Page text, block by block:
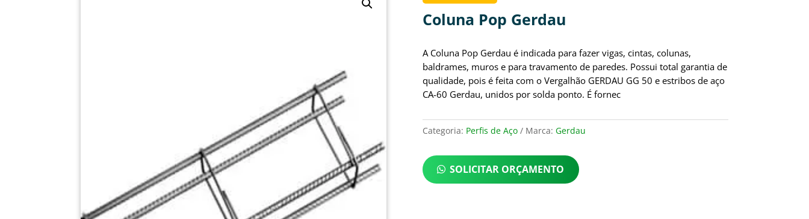
Coluna Pop Gerdau
A Coluna Pop Gerdau é indicada para fazer vigas, cintas, colunas,
baldrames, muros e para travamento de paredes. Possui total garantia de
qualidade, pois é feita com o Vergalhão GERDAU GG 50 e estribos de aço
CA-60 Gerdau, unidos por solda ponto. É fornec
Categoria: Perfis de Aço Marca: Gerdau
SOLICITAR ORÇAMENTO